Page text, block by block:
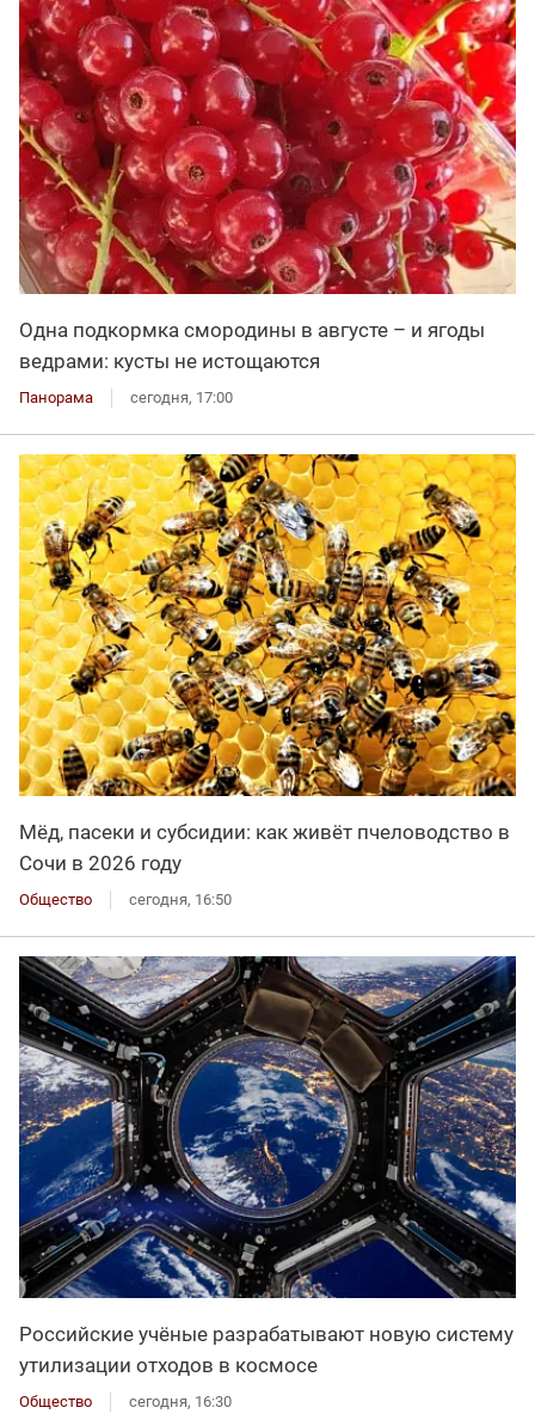
Одна подкормка смородины в августе – и ягоды
ведрами: кусты не истощаются
Панорама сегодня, 17:00
Мёд, пасеки и субсидии: как живёт пчеловодство в
Сочи в 2026 году
Общество сегодня, 16:50
Российские учёные разрабатывают новую систему
утилизации отходов в космосе
Общество сегодня, 16:30